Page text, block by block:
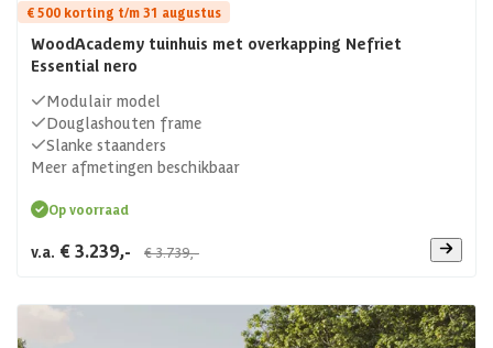
€ 500 korting t/m 31 augustus
WoodAcademy tuinhuis met overkapping Nefriet
Essential nero
Modulair model
Douglashouten frame
Slanke staanders
Meer afmetingen beschikbaar
Op voorraad
v.a. € 3.239,- € 3.739,-